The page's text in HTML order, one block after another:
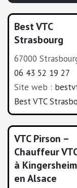
Best VTC
Strasbourg
67000
06 43 52 19 27
Site web :
Best VTC
VTC Pirson –
Chauffeur
à
en Alsace